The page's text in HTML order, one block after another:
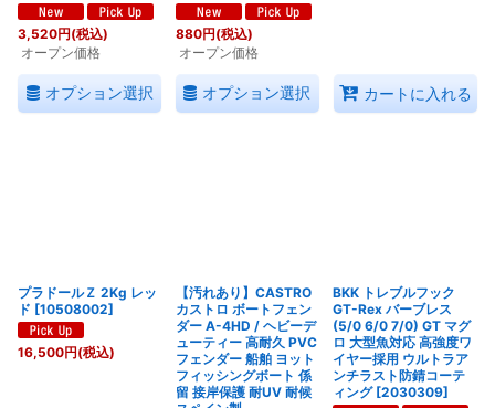
3,520円(税込)
オープン価格
オプション選択
880円(税込)
オープン価格
オプション選択 カートに入れる
プラドールＺ 2Kg レッ
ド [10508002]
16,500円(税込)
【汚れあり】CASTRO
カストロ ボートフェン
ダー A-4HD / ヘビーデ
ューティー 高耐久 PVC
フェンダー 船舶 ヨット
フィッシングボート 係
留 接岸保護 耐UV 耐候
BKK トレブルフック
GT-Rex バーブレス
(5/0 6/0 7/0) GT マグ
ロ 大型魚対応 高強度ワ
イヤー採用 ウルトラア
ンチラスト防錆コーテ
ィング [2030309]